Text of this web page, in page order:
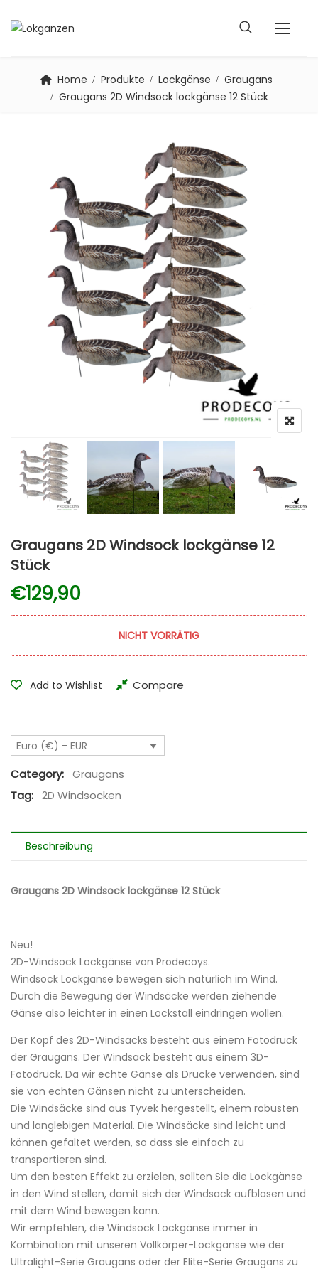
Home Produkte Lockgänse
Graugans
Graugans 2D Windsock lockgänse 12 Stück
Graugans 2D Windsock lockgänse 12
Stück
€129,90
NICHT VORRÄTIG
Add to Wishlist Compare
Euro (€) - EUR
Category: Graugans
Tag: 2D Windsocken
Beschreibung
Graugans 2D Windsock lockgänse 12 Stück
Neu!
2D-Windsock Lockgänse von Prodecoys.
Windsock Lockgänse bewegen sich natürlich im Wind.
Durch die Bewegung der Windsäcke werden ziehende
Gänse also leichter in einen Lockstall eindringen wollen.
Der Kopf des 2D-Windsacks besteht aus einem Fotodruck
der Graugans. Der Windsack besteht aus einem 3D-
Fotodruck. Da wir echte Gänse als Drucke verwenden, sind
sie von echten Gänsen nicht zu unterscheiden.
Die Windsäcke sind aus Tyvek hergestellt, einem robusten
und langlebigen Material. Die Windsäcke sind leicht und
können gefaltet werden, so dass sie einfach zu
transportieren sind.
Um den besten Effekt zu erzielen, sollten Sie die Lockgänse
in den Wind stellen, damit sich der Windsack aufblasen und
mit dem Wind bewegen kann.
Wir empfehlen, die Windsock Lockgänse immer in
Kombination mit unseren Vollkörper-Lockgänse wie der
Ultralight-Serie Graugans oder der Elite-Serie Graugans zu